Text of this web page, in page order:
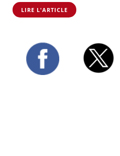
LIRE L'ARTICLE